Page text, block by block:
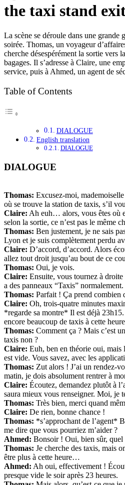
the taxi stand
La scène se déroule dans une grande
soirée. Thomas, un voyageur
cherche désespérément la sortie vers
bagages. Il s’adresse à Claire, une
service, puis à Ahmed, un agent de
Table of Contents
DIALOGUE
English translation
DIALOGUE
DIALOGUE
Thomas: Excusez-moi,
où se trouve la station de taxis, s’il
Claire: Ah euh… alors, vous êtes où
selon la sortie, ce n’est pas le même
Thomas: Ben justement, je ne sais
Lyon et je suis complètement perdu
Claire: D’accord, d’accord. Alors
allez tout droit jusqu’au bout de ce
Thomas: Oui, je vois.
Claire: Ensuite, vous tournez à
a des panneaux “Taxis” normalement.
Thomas: Parfait ! Ça prend combien
Claire: Oh, trois-quatre minutes
*regarde sa montre* Il est déjà
encore beaucoup de taxis à cette
Thomas: Comment ça ? Mais c’est
taxis non ?
Claire: Euh, ben en théorie oui, mais
est vide. Vous savez, avec les
Thomas: Zut alors ! J’ai un rendez-
matin, je dois absolument rentrer à
Claire: Écoutez, demandez plutôt à
saura mieux vous renseigner. Moi, je
Thomas: Très bien, merci quand
Claire: De rien, bonne chance !
Thomas: *s’approchant de l’agent*
me dire que vous pourriez m’aider ?
Ahmed: Bonsoir ! Oui, bien sûr, quel
Thomas: Je cherche des taxis, mais
être plus à cette heure…
Ahmed: Ah oui, effectivement !
presque vide le soir après 23 heures.